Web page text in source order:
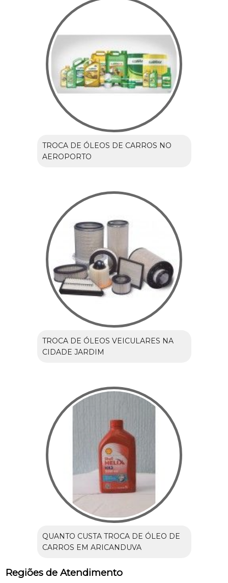
TROCA DE ÓLEOS DE CARROS NO
AEROPORTO
TROCA DE ÓLEOS VEICULARES NA
CIDADE JARDIM
QUANTO CUSTA TROCA DE ÓLEO DE
CARROS EM ARICANDUVA
Regiões de Atendimento